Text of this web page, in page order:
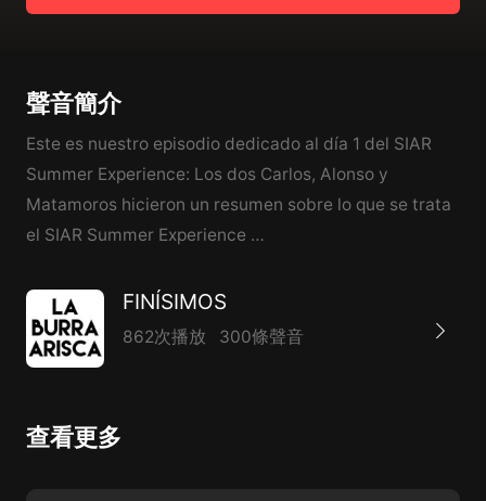
聲音簡介
Este es nuestro episodio dedicado al día 1 del SIAR
Summer Experience: Los dos Carlos, Alonso y
Matamoros hicieron un resumen sobre lo que se trata
el SIAR Summer Experience …
FINÍSIMOS
862次播放 300條聲音
查看更多